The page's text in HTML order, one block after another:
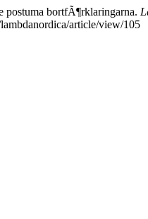
postuma bortfÃ¶rklaringarna.
article/view/105